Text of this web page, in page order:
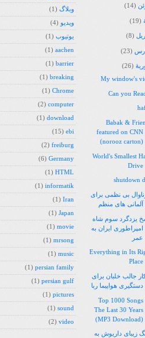
وبلاگ (1)
ویدیو (4)
یوتیوب (1)
aachen
(1)
barrier
(1)
breaking
(1)
Chrome
(1)
computer
(2)
download
(1)
ebi
(15)
freiburg
(2)
Germany
(6)
HTML
(1)
informatik
(1)
Iran
(1)
Japan
(1)
movie
(1)
mrsong
(1)
music
(1)
persian family
(1)
persian gulf
(1)
pictures
(1)
sound
(1)
video
(2)
(14)
(19)
(8)
(23)
(26)
My window's
Can you
Babak &
featured on CNN
(norooz carton)
World's Smallest
Drive
shutdown
بی نظمی برای
آلمانی های منظم
یزدگرد سوم شاه
امپراطوری ایران به
عمر
Everything in Its
Place
جالب خلبان برای
دستگیری هواپیما ربا
Top 1000 Songs
The Last 30 Years
(MP3 Download)
زیبای داریوش به